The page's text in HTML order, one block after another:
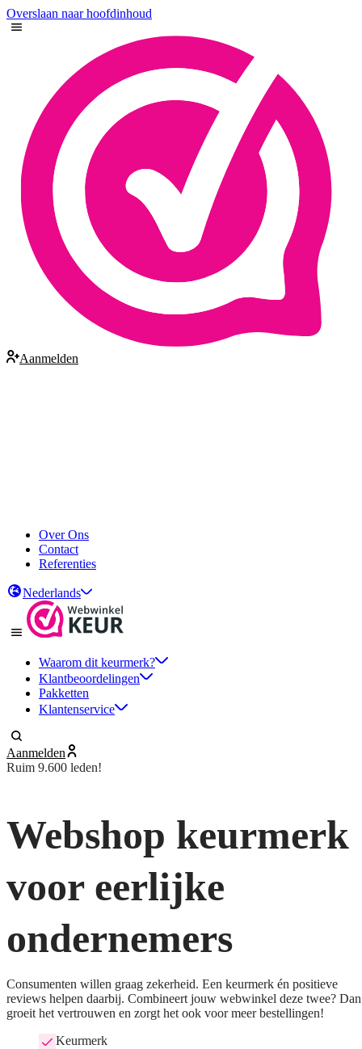
Overslaan naar hoofdinhoud
Aanmelden
Over Ons
Contact
Referenties
Nederlands
Waarom dit keurmerk?
Klantbeoordelingen
Pakketten
Klantenservice
Aanmelden
Ruim 9.600 leden!
Webshop keurmerk
voor eerlijke
ondernemers
Consumenten willen graag zekerheid. Een keurmerk én positieve
reviews helpen daarbij. Combineert jouw webwinkel deze twee? Dan
groeit het vertrouwen en zorgt het ook voor meer bestellingen!
Keurmerk